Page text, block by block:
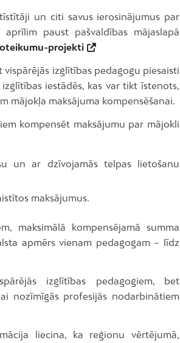
un citi savus ierosinājumus par
paust pašvaldības mājaslapā
projekti
izglītības pedagogu piesaisti
iestādēs, kas var tikt īstenots,
mājokļa maksājuma kompensēšanai.
kompensēt maksājumu par mājokli
un ar dzīvojamās telpas lietošanu
maksājumus.
maksimālā kompensējamā summa
apmērs vienam pedagogam – līdz
izglītības pedagogiem, bet
nozīmīgās profesijās nodarbinātiem
liecina, ka reģionu vērtējumā,